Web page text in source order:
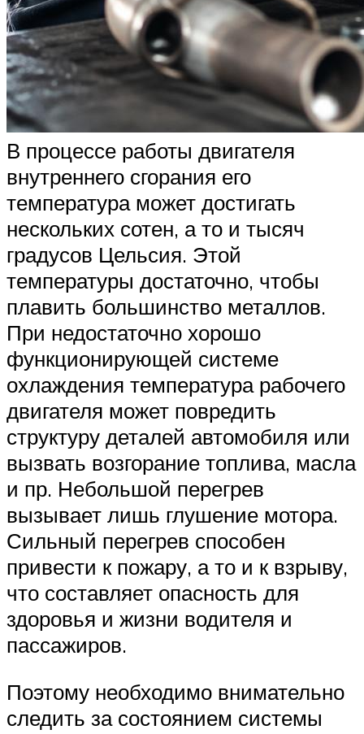
В процессе работы двигателя
внутреннего сгорания его
температура может достигать
нескольких сотен, а то и тысяч
градусов Цельсия. Этой
температуры достаточно, чтобы
плавить большинство металлов.
При недостаточно хорошо
функционирующей системе
охлаждения температура рабочего
двигателя может повредить
структуру деталей автомобиля или
вызвать возгорание топлива, масла
и пр. Небольшой перегрев
вызывает лишь глушение мотора.
Сильный перегрев способен
привести к пожару, а то и к взрыву,
что составляет опасность для
здоровья и жизни водителя и
пассажиров.
Поэтому необходимо внимательно
следить за состоянием системы